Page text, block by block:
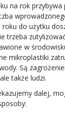
na rok
do użytku
trzeba
w
mikroplastiki
Są
także ludzi.
dalej,